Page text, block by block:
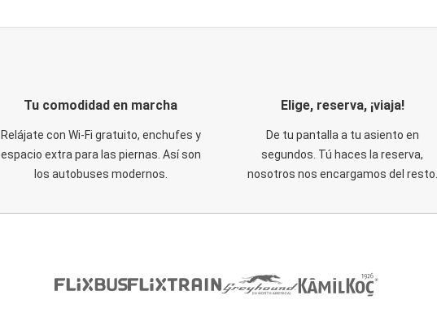
Tu comodidad en marcha
Relájate con Wi-Fi gratuito, enchufes y
espacio extra para las piernas. Así son
los autobuses modernos.
Elige, reserva, ¡viaja!
De tu pantalla a tu asiento en
segundos. Tú haces la reserva,
nosotros nos encargamos del resto.